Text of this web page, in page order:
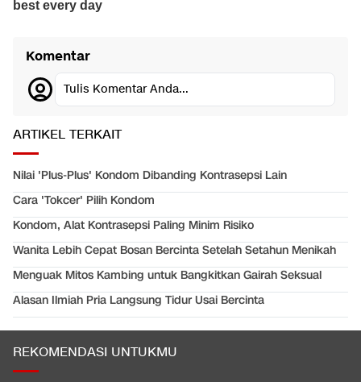
Komentar
Tulis Komentar Anda...
ARTIKEL TERKAIT
Nilai 'Plus-Plus' Kondom Dibanding Kontrasepsi Lain
Cara 'Tokcer' Pilih Kondom
Kondom, Alat Kontrasepsi Paling Minim Risiko
Wanita Lebih Cepat Bosan Bercinta Setelah Setahun Menikah
Menguak Mitos Kambing untuk Bangkitkan Gairah Seksual
Alasan Ilmiah Pria Langsung Tidur Usai Bercinta
REKOMENDASI UNTUKMU